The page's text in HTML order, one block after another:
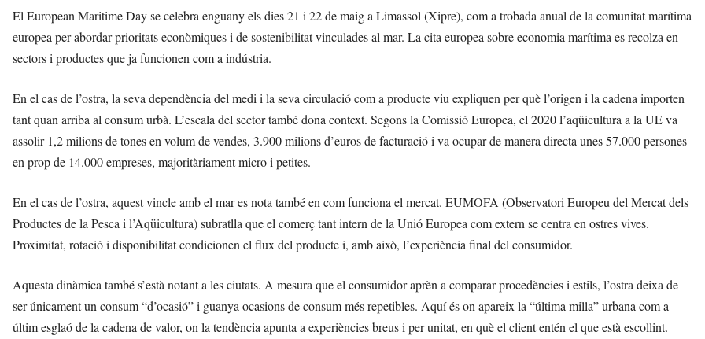
El European Maritime Day se celebra enguany els dies 21 i 22 de maig a Limassol (Xipre), com a trobada anual de la comunitat marítima
europea per abordar prioritats econòmiques i de sostenibilitat vinculades al mar. La cita europea sobre economia marítima es recolza en
sectors i productes que ja funcionen com a indústria.
En el cas de l’ostra, la seva dependència del medi i la seva circulació com a producte viu expliquen per què l’origen i la cadena importen
tant quan arriba al consum urbà. L’escala del sector també dona context. Segons la Comissió Europea, el 2020 l’aqüicultura a la UE va
assolir 1,2 milions de tones en volum de vendes, 3.900 milions d’euros de facturació i va ocupar de manera directa unes 57.000 persones
en prop de 14.000 empreses, majoritàriament micro i petites.
En el cas de l’ostra, aquest vincle amb el mar es nota també en com funciona el mercat. EUMOFA (Observatori Europeu del Mercat dels
Productes de la Pesca i l’Aqüicultura) subratlla que el comerç tant intern de la Unió Europea com extern se centra en ostres vives.
Proximitat, rotació i disponibilitat condicionen el flux del producte i, amb això, l’experiència final del consumidor.
Aquesta dinàmica també s’està notant a les ciutats. A mesura que el consumidor aprèn a comparar procedències i estils, l’ostra deixa de
ser únicament un consum “d’ocasió” i guanya ocasions de consum més repetibles. Aquí és on apareix la “última milla” urbana com a
últim esglaó de la cadena de valor, on la tendència apunta a experiències breus i per unitat, en què el client entén el que està escollint.